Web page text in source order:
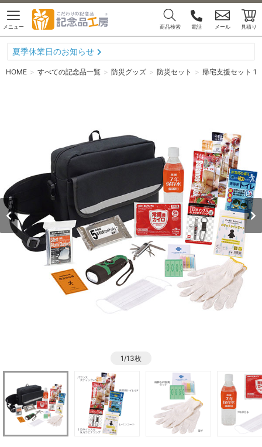
メニュー 商品検索 電話 メール 見積り
夏季休業日のお知らせ
HOME すべての記念品一覧 防災グッズ 防災セット 帰宅支援セット
1/13枚